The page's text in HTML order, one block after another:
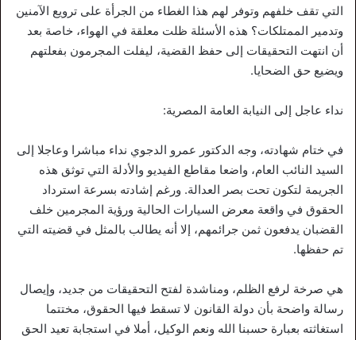
التي تقف خلفهم وتوفر لهم هذا الغطاء من الجرأة على ترويع الآمنين
وتدمير الممتلكات؟ هذه الأسئلة ظلت معلقة في الهواء، خاصة بعد
أن انتهت التحقيقات إلى حفظ القضية، ليفلت المجرمون بفعلتهم
ويضيع حق الضحايا.
نداء عاجل إلى النيابة العامة المصرية:
في ختام شهادته، وجه الدكتور عمرو الدجوي نداء مباشرا وعاجلا إلى
السيد النائب العام، واضعا مقاطع الفيديو والأدلة التي توثق هذه
الجريمة لتكون تحت بصر العدالة. ورغم إشادته بسرعة استرداد
الحقوق في واقعة معرض السيارات الحالية ورؤية المجرمين خلف
القضبان يدفعون ثمن جرائمهم، إلا أنه يطالب بالمثل في قضيته التي
تم حفظها.
هي صرخة لرفع الظلم، ومناشدة لفتح التحقيقات من جديد، وإيصال
رسالة واضحة بأن دولة القانون لا تسقط فيها الحقوق، مختتما
استغاثته بعبارة حسبنا الله ونعم الوكيل، أملا في استجابة تعيد الحق